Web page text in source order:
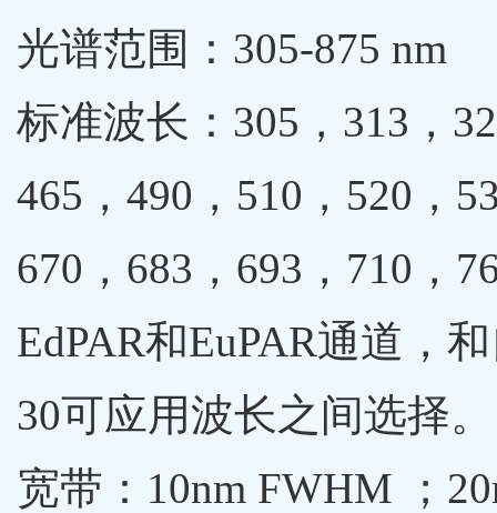
光谱范围：305-875 nm
标准波长：305，313，
465，490，510，520，
670，683，693，710，
EdPAR和EuPAR通道，
30可应用波长之间选择。
宽带：10nm FWHM ；